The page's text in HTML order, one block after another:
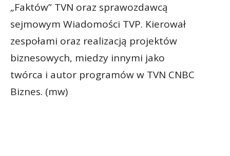
„Faktów” TVN oraz sprawozdawcą
sejmowym Wiadomości TVP. Kierował
zespołami oraz realizacją projektów
biznesowych, miedzy innymi jako
twórca i autor programów w TVN CNBC
Biznes. (mw)